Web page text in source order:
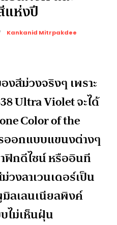
ห่งปี
Kankanid Mitrpakdee
งสีม่วงจริงๆ เพราะ
Ultra Violet จะได้
Color of the
ออกแบบแขนงต่างๆ
ฟิกดีไซน์ หรืออินที
วงลาเวนเดอร์เป็น
ลเลนเนียลพิงค์
ไม่เห็นฝุ่น